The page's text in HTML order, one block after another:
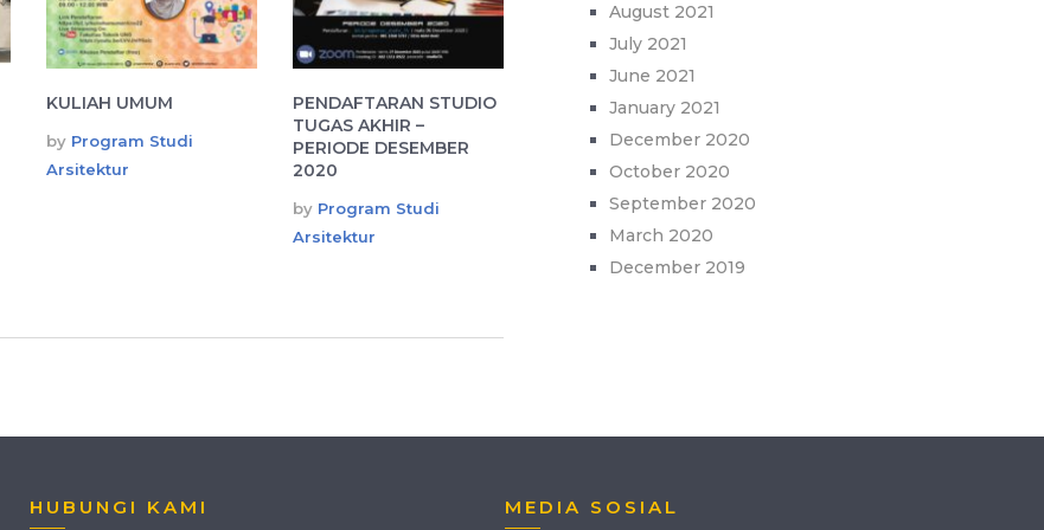
KULIAH UMUM
by Program Studi
Arsitektur
PENDAFTARAN STUDIO
TUGAS AKHIR –
PERIODE DESEMBER
2020
by Program Studi
Arsitektur
August 2021
July 2021
June 2021
January 2021
December 2020
October 2020
September 2020
March 2020
December 2019
HUBUNGI KAMI MEDIA SOSIAL